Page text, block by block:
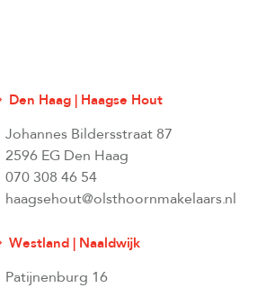
Den Haag | Haagse Hout
Johannes Bildersstraat 87
2596 EG Den Haag
070 308 46 54
haagsehout@olsthoornmakelaars.nl
Westland | Naaldwijk
Patijnenburg 16